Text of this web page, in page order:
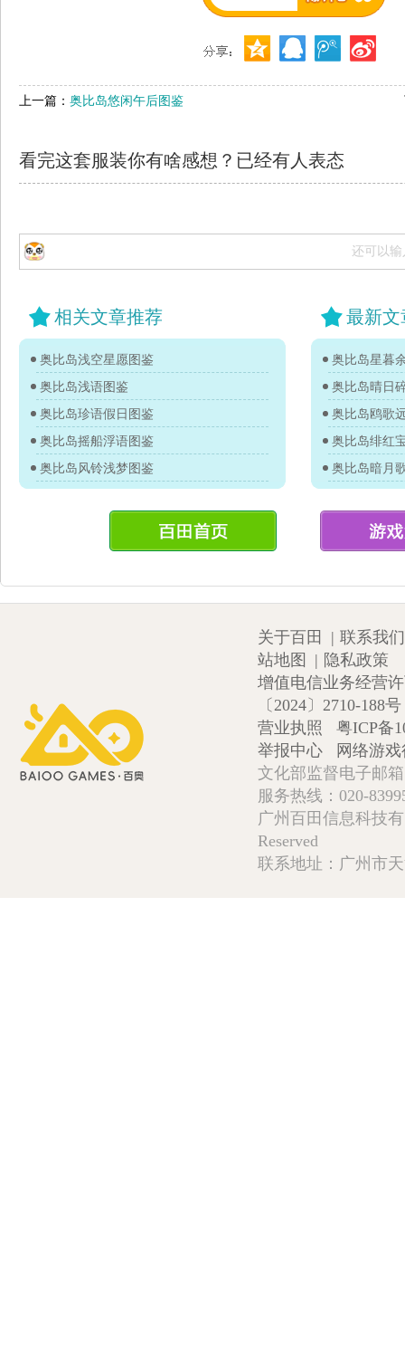
上一篇： 奥比岛悠闲午后图鉴
看完这套服装你有啥感想？已经有人表态
还可以输
相关文章推荐
奥比岛浅空星愿图鉴
奥比岛浅语图鉴
奥比岛珍语假日图鉴
奥比岛摇船浮语图鉴
奥比岛风铃浅梦图鉴
最新文
奥比岛星暮
奥比岛晴日
奥比岛鸥歌
奥比岛绯红
奥比岛暗月
关于百田 | 联系我们
站地图
| 隐私政策
增值电信业务经营
〔2024〕2710-188号
营业执照
粤ICP备
举报中心
网络游
文化部监督电子邮
服务热线：020-
广州百田信息科技
Reserved
联系地址：广州市